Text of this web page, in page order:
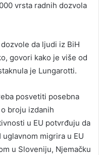
vrsta radnih dozvola
da ljudi iz BiH
govori kako je više od
je Lungarotti.
posvetiti posebna
broju izdanih
u EU potvrđuju da
migrira u EU
u Sloveniju, Njemačku